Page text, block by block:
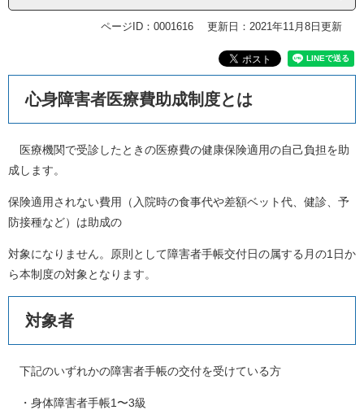
ページID：0001616 更新日：2021年11月8日更新
心身障害者医療費助成制度とは
医療機関で受診したときの医療費の健康保険適用の自己負担を助
成します。
保険適用されない費用（入院時の食事代や差額ベット代、健診、予
防接種など）は助成の
対象になりません。原則として障害者手帳交付日の属する月の1日か
ら本制度の対象となります。
対象者
下記のいずれかの障害者手帳の交付を受けている方
・身体障害者手帳1〜3級